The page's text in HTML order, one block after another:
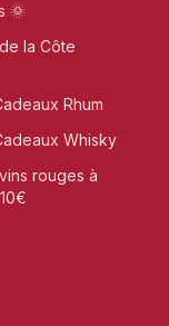
🌞
la Côte
Rhum
Whisky
rouges à